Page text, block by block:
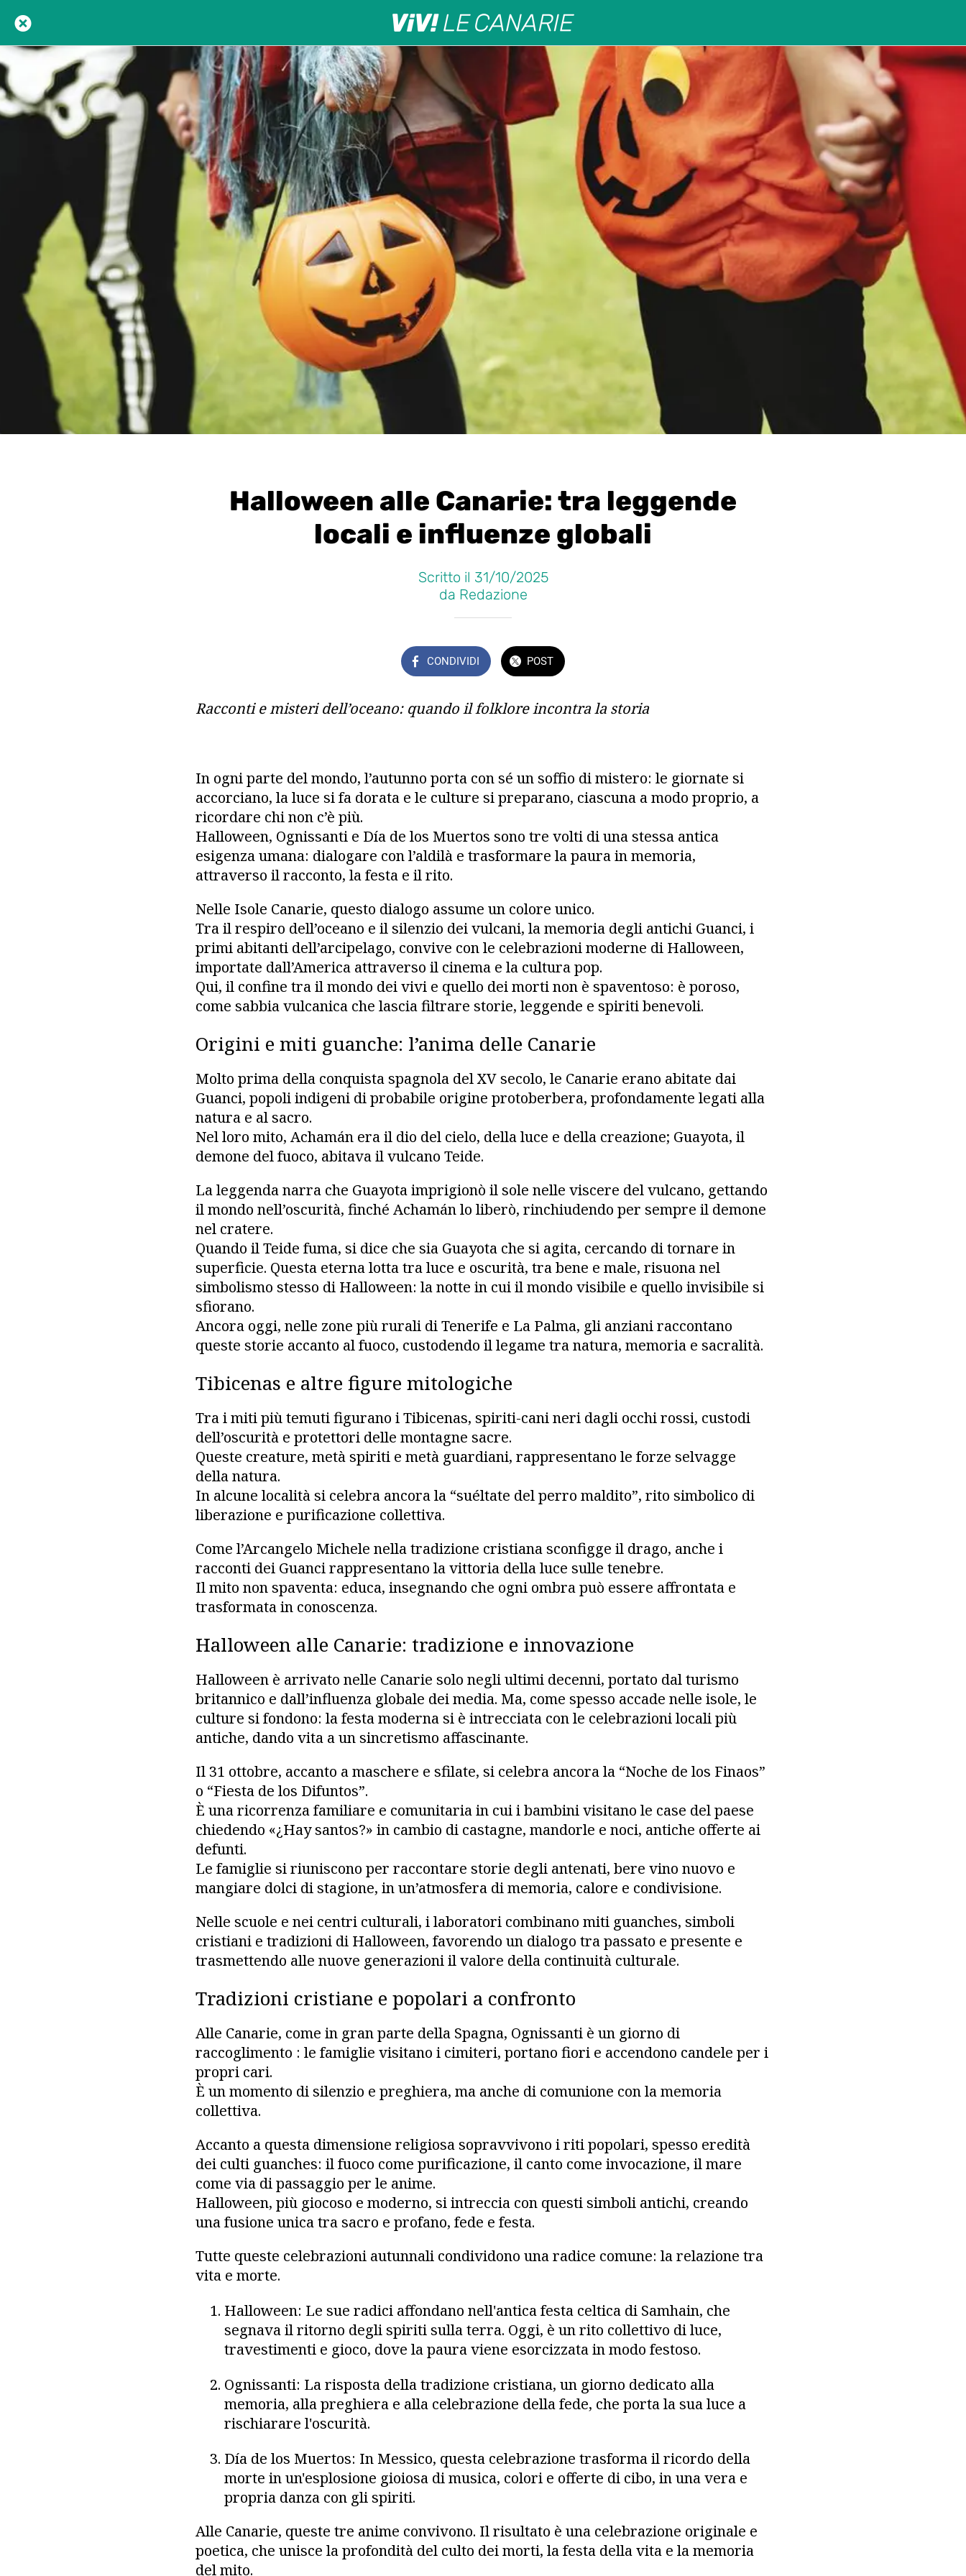
Halloween alle Canarie: tra leggende
locali e influenze globali
Scritto il 31/10/2025
da Redazione
CONDIVIDI POST
Racconti e misteri dell’oceano: quando il folklore incontra la storia
In ogni parte del mondo, l’autunno porta con sé un soffio di mistero: le giornate si
accorciano, la luce si fa dorata e le culture si preparano, ciascuna a modo proprio, a
ricordare chi non c’è più.
Halloween, Ognissanti e Día de los Muertos sono tre volti di una stessa antica
esigenza umana: dialogare con l’aldilà e trasformare la paura in memoria,
attraverso il racconto, la festa e il rito.
Nelle Isole Canarie, questo dialogo assume un colore unico.
Tra il respiro dell’oceano e il silenzio dei vulcani, la memoria degli antichi Guanci, i
primi abitanti dell’arcipelago, convive con le celebrazioni moderne di Halloween,
importate dall’America attraverso il cinema e la cultura pop.
Qui, il confine tra il mondo dei vivi e quello dei morti non è spaventoso: è poroso,
come sabbia vulcanica che lascia filtrare storie, leggende e spiriti benevoli.
Origini e miti guanche: l’anima delle Canarie
Molto prima della conquista spagnola del XV secolo, le Canarie erano abitate dai
Guanci, popoli indigeni di probabile origine protoberbera, profondamente legati alla
natura e al sacro.
Nel loro mito, Achamán era il dio del cielo, della luce e della creazione; Guayota, il
demone del fuoco, abitava il vulcano Teide.
La leggenda narra che Guayota imprigionò il sole nelle viscere del vulcano, gettando
il mondo nell’oscurità, finché Achamán lo liberò, rinchiudendo per sempre il demone
nel cratere.
Quando il Teide fuma, si dice che sia Guayota che si agita, cercando di tornare in
superficie. Questa eterna lotta tra luce e oscurità, tra bene e male, risuona nel
simbolismo stesso di Halloween: la notte in cui il mondo visibile e quello invisibile si
sfiorano.
Ancora oggi, nelle zone più rurali di Tenerife e La Palma, gli anziani raccontano
queste storie accanto al fuoco, custodendo il legame tra natura, memoria e sacralità.
Tibicenas e altre figure mitologiche
Tra i miti più temuti figurano i Tibicenas, spiriti-cani neri dagli occhi rossi, custodi
dell’oscurità e protettori delle montagne sacre.
Queste creature, metà spiriti e metà guardiani, rappresentano le forze selvagge
della natura.
In alcune località si celebra ancora la “suéltate del perro maldito”, rito simbolico di
liberazione e purificazione collettiva.
Come l’Arcangelo Michele nella tradizione cristiana sconfigge il drago, anche i
racconti dei Guanci rappresentano la vittoria della luce sulle tenebre.
Il mito non spaventa: educa, insegnando che ogni ombra può essere affrontata e
trasformata in conoscenza.
Halloween alle Canarie: tradizione e innovazione
Halloween è arrivato nelle Canarie solo negli ultimi decenni, portato dal turismo
britannico e dall’influenza globale dei media. Ma, come spesso accade nelle isole, le
culture si fondono: la festa moderna si è intrecciata con le celebrazioni locali più
antiche, dando vita a un sincretismo affascinante.
Il 31 ottobre, accanto a maschere e sfilate, si celebra ancora la “Noche de los Finaos”
o “Fiesta de los Difuntos”.
È una ricorrenza familiare e comunitaria in cui i bambini visitano le case del paese
chiedendo «¿Hay santos?» in cambio di castagne, mandorle e noci, antiche offerte ai
defunti.
Le famiglie si riuniscono per raccontare storie degli antenati, bere vino nuovo e
mangiare dolci di stagione, in un’atmosfera di memoria, calore e condivisione.
Nelle scuole e nei centri culturali, i laboratori combinano miti guanches, simboli
cristiani e tradizioni di Halloween, favorendo un dialogo tra passato e presente e
trasmettendo alle nuove generazioni il valore della continuità culturale.
Tradizioni cristiane e popolari a confronto
Alle Canarie, come in gran parte della Spagna, Ognissanti è un giorno di
raccoglimento : le famiglie visitano i cimiteri, portano fiori e accendono candele per i
propri cari.
È un momento di silenzio e preghiera, ma anche di comunione con la memoria
collettiva.
Accanto a questa dimensione religiosa sopravvivono i riti popolari, spesso eredità
dei culti guanches: il fuoco come purificazione, il canto come invocazione, il mare
come via di passaggio per le anime.
Halloween, più giocoso e moderno, si intreccia con questi simboli antichi, creando
una fusione unica tra sacro e profano, fede e festa.
Tutte queste celebrazioni autunnali condividono una radice comune: la relazione tra
vita e morte.
Halloween: Le sue radici affondano nell'antica festa celtica di Samhain, che
segnava il ritorno degli spiriti sulla terra. Oggi, è un rito collettivo di luce,
travestimenti e gioco, dove la paura viene esorcizzata in modo festoso.
Ognissanti: La risposta della tradizione cristiana, un giorno dedicato alla
memoria, alla preghiera e alla celebrazione della fede, che porta la sua luce a
rischiarare l'oscurità.
Día de los Muertos: In Messico, questa celebrazione trasforma il ricordo della
morte in un'esplosione gioiosa di musica, colori e offerte di cibo, in una vera e
propria danza con gli spiriti.
Alle Canarie, queste tre anime convivono. Il risultato è una celebrazione originale e
poetica, che unisce la profondità del culto dei morti, la festa della vita e la memoria
del mito.